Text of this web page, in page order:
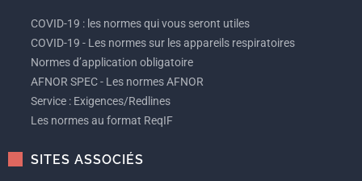
COVID-19 : les normes qui vous seront utiles
COVID-19 - Les normes sur les appareils respiratoires
Normes d’application obligatoire
AFNOR SPEC - Les normes AFNOR
Service : Exigences/Redlines
Les normes au format ReqIF
SITES ASSOCIÉS